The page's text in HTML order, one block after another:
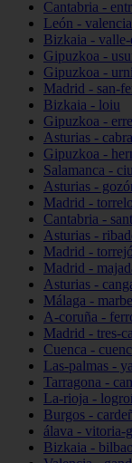
Cantabria -
León -
Bizkaia - valle-
Gipuzkoa -
Gipuzkoa -
Madrid - san-
Bizkaia - loiu
Gipuzkoa -
Asturias -
Gipuzkoa -
Salamanca -
Asturias -
Madrid -
Cantabria -
Asturias -
Madrid -
Madrid -
Asturias -
Málaga -
A-coruña -
Madrid - tres-
Cuenca -
Las-palmas -
Tarragona -
La-rioja -
Burgos -
álava - vitoria-
Bizkaia - bilbao